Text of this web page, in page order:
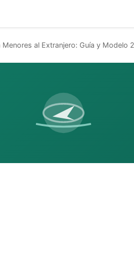
al Extranjero: Guía y Modelo